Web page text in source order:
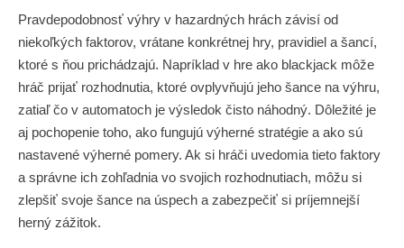
Pravdepodobnosť výhry v hazardných hrách závisí od
niekoľkých faktorov, vrátane konkrétnej hry, pravidiel a šancí,
ktoré s ňou prichádzajú. Napríklad v hre ako blackjack môže
hráč prijať rozhodnutia, ktoré ovplyvňujú jeho šance na výhru,
zatiaľ čo v automatoch je výsledok čisto náhodný. Dôležité je
aj pochopenie toho, ako fungujú výherné stratégie a ako sú
nastavené výherné pomery. Ak si hráči uvedomia tieto faktory
a správne ich zohľadnia vo svojich rozhodnutiach, môžu si
zlepšiť svoje šance na úspech a zabezpečiť si príjemnejší
herný zážitok.